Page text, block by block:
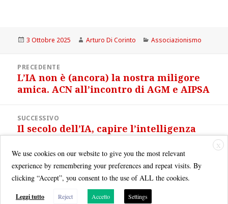
Scritto
3 Ottobre 2025 Autore
Arturo Di Corinto Categorie
Associazionismo
articoliPRECEDENTE
Articolo
precedente:
L’IA non è (ancora) la nostra miligore
amica. ACN all’incontro di AGM e AIPSA
SUCCESSIVO
Articolo
Il secolo dell’IA, capire l’intelligenza
X
We use cookies on our website to give you the most relevant
experience by remembering your preferences and repeat visits. By
clicking “Accept”, you consent to the use of ALL the cookies.
Leggi tutto Reject Accetto Settings